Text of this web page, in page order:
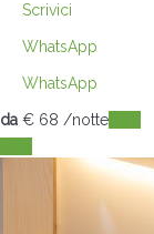
Scrivici
WhatsApp
WhatsApp
da € 68 /notte